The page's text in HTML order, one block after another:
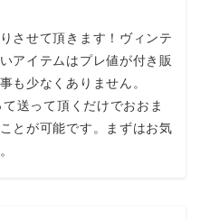
させて頂きます！ヴィンテ
アイテムはプレ値が付き販
も少なくありません。
送って頂くだけでおおま
とが可能です。まずはお気